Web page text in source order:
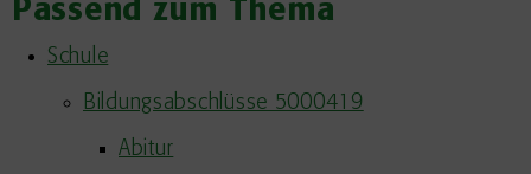
Passend zum Thema
Schule
Bildungsabschlüsse 5000419
Abitur